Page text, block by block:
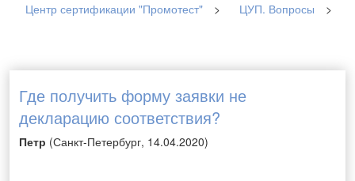
Центр сертификации "Промотест" > ЦУП. Вопросы >
Где получить форму заявки не
декларацию соответствия?
Петр (Санкт-Петербург, 14.04.2020)